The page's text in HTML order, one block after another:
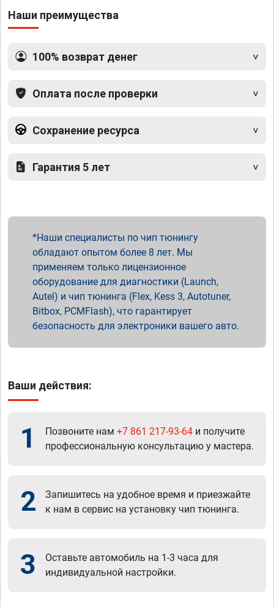
Наши преимущества
100% возврат денег
Оплата после проверки
Сохранение ресурса
Гарантия 5 лет
Наши специалисты по чип тюнингу
обладают опытом более 8 лет. Мы
применяем только лицензионное
оборудование для диагностики (Launch,
Autel) и чип тюнинга (Flex, Kess 3, Autotuner,
Bitbox, PCMFlash), что гарантирует
безопасность для электроники вашего авто.
Ваши действия:
1 Позвоните нам +7 861 217-93-64 и получите
профессиональную консультацию у мастера.
2
Запишитесь на удобное время и приезжайте
к нам в сервис на установку чип тюнинга.
3
Оставьте автомобиль на 1-3 часа для
индивидуальной настройки.